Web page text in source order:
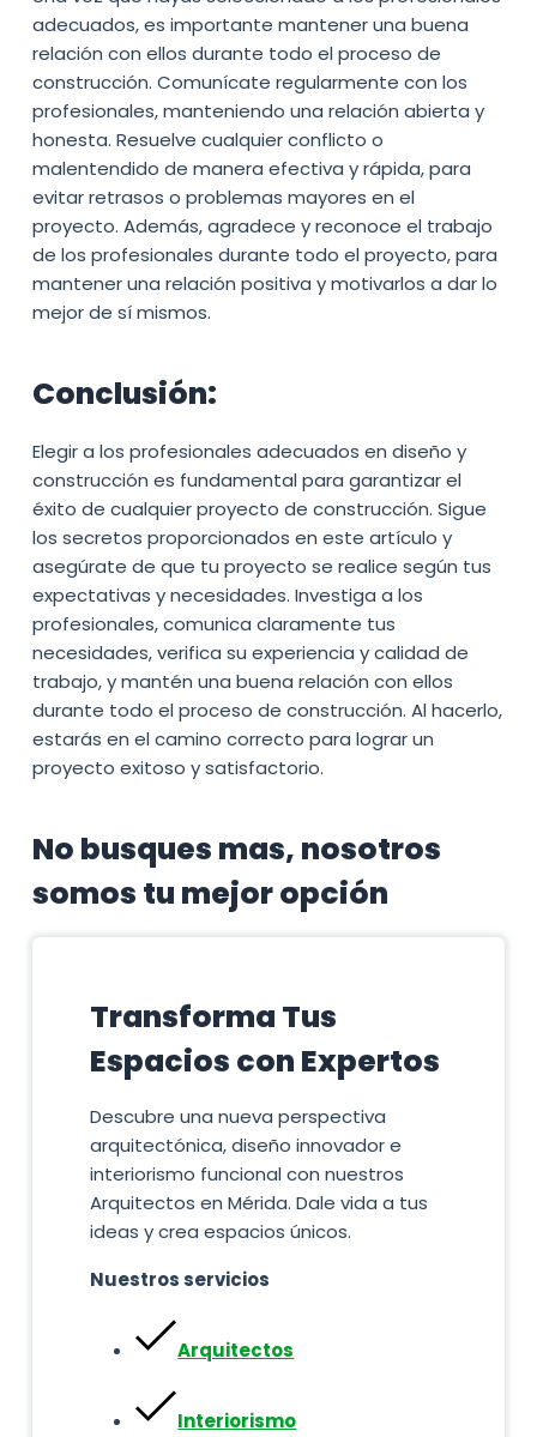
adecuados, es importante mantener una buena
relación con ellos durante todo el proceso de
construcción. Comunícate regularmente con los
profesionales, manteniendo una relación abierta y
honesta. Resuelve cualquier conflicto o
malentendido de manera efectiva y rápida, para
evitar retrasos o problemas mayores en el
proyecto. Además, agradece y reconoce el trabajo
de los profesionales durante todo el proyecto, para
mantener una relación positiva y motivarlos a dar lo
mejor de sí mismos.
Conclusión:
Elegir a los profesionales adecuados en diseño y
construcción es fundamental para garantizar el
éxito de cualquier proyecto de construcción. Sigue
los secretos proporcionados en este artículo y
asegúrate de que tu proyecto se realice según tus
expectativas y necesidades. Investiga a los
profesionales, comunica claramente tus
necesidades, verifica su experiencia y calidad de
trabajo, y mantén una buena relación con ellos
durante todo el proceso de construcción. Al hacerlo,
estarás en el camino correcto para lograr un
proyecto exitoso y satisfactorio.
No busques mas, nosotros
somos tu mejor opción
Transforma Tus
Espacios con Expertos
Descubre una nueva perspectiva
arquitectónica, diseño innovador e
interiorismo funcional con nuestros
Arquitectos en Mérida. Dale vida a tus
ideas y crea espacios únicos.
Nuestros servicios
Arquitectos
Interiorismo